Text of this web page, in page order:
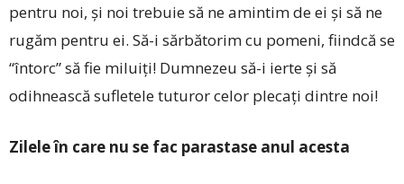
pentru noi, și noi trebuie să ne amintim de ei și să ne
rugăm pentru ei. Să-i sărbătorim cu pomeni, fiindcă se
“întorc” să fie miluiți! Dumnezeu să-i ierte și să
odihnească sufletele tuturor celor plecați dintre noi!
Zilele în care nu se fac parastase anul acesta